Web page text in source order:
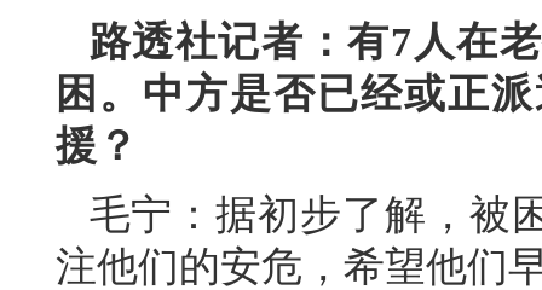
路透社记者：有7人在
困。中方是否已经或正
援？
毛宁：据初步了解，被
注他们的安危，希望他们